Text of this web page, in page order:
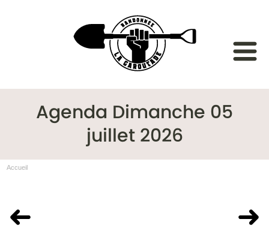
Agenda Dimanche 05
juillet 2026
Accueil
Juin 2026 Août 2026